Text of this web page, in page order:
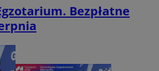
Bezpłatne